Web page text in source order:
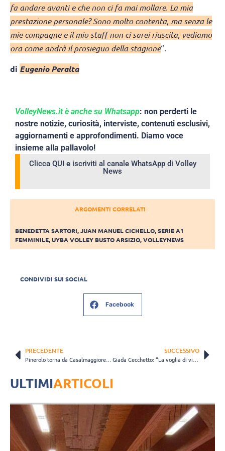
fa andare avanti e che non ci fa mai mollare. La mia
prestazione personale? Sono molto contenta, ma senza le
mie compagne e il mio staff non ci sarei riuscita, vediamo
ora come andrà il prosieguo della stagione“.
di Eugenio Peralta
VolleyNews.it è anche su Whatsapp: non perderti le
nostre notizie, curiosità, interviste, contenuti esclusivi,
aggiornamenti e approfondimenti. Diamo voce
insieme alla pallavolo!
Clicca QUI e iscriviti al canale WhatsApp di Volley
News
ARGOMENTI CORRELATI
BENEDETTA SARTORI,JUAN MANUEL CICHELLO,SERIE A1
FEMMINILE,UYBA VOLLEY BUSTO ARSIZIO,VOLLEYNEWS
CONDIVIDI SUI SOCIAL
Facebook
PRECEDENTE SUCCESSIVO
ULTIMIARTICOLI